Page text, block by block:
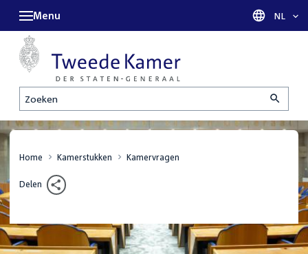
Zoeken
Menu Taal
NL
Home Kamerstukken Kamervragen
Delen